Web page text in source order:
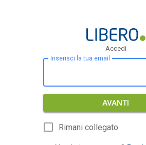
Accedi
Inserisci la tua email
AVANTI
Rimani collegato